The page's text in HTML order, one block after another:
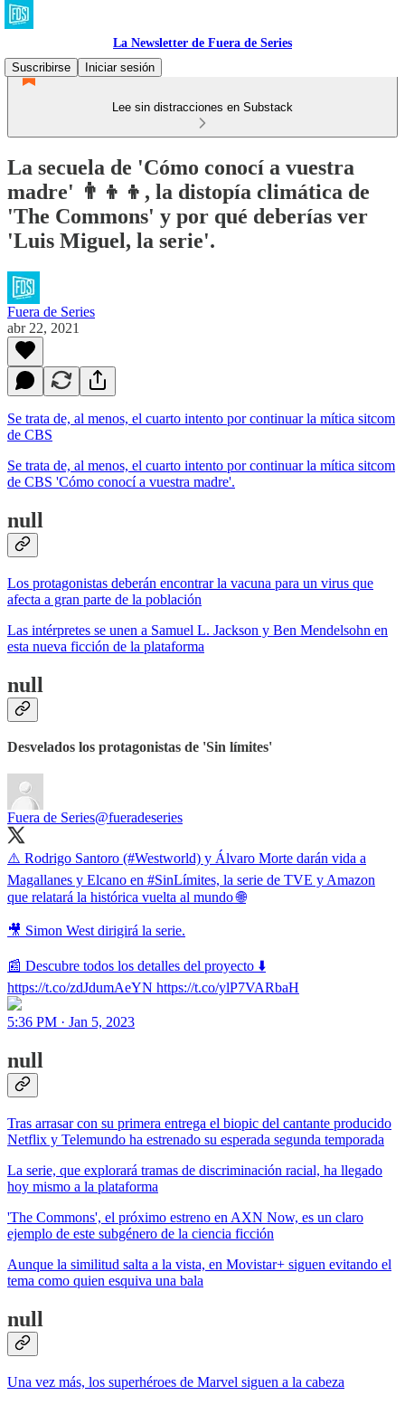
La Newsletter de Fuera de Series
Suscribirse
Iniciar sesión
Lee sin distracciones en Substack
La secuela de 'Cómo conocí a vuestra
madre' 👨‍👦‍👦, la distopía climática de
'The Commons' y por qué deberías ver
'Luis Miguel, la serie'.
Fuera de Series
abr 22, 2021
Se trata de, al menos, el cuarto intento por continuar la mítica sitcom
de CBS
Se trata de, al menos, el cuarto intento por continuar la mítica sitcom
de CBS 'Cómo conocí a vuestra madre'.
null
Los protagonistas deberán encontrar la vacuna para un virus que
afecta a gran parte de la población
Las intérpretes se unen a Samuel L. Jackson y Ben Mendelsohn en
esta nueva ficción de la plataforma
null
Desvelados los protagonistas de 'Sin límites'
Fuera de Series@fueradeseries
⚠️ Rodrigo Santoro (#Westworld) y Álvaro Morte darán vida a
Magallanes y Elcano en #SinLímites, la serie de TVE y Amazon
que relatará la histórica vuelta al mundo 🌐
🎥 Simon West dirigirá la serie.
📰 Descubre todos los detalles del proyecto ⬇️
https://t.co/zdJdumAeYN https://t.co/ylP7VARbaH
5:36 PM · Jan 5, 2023
null
Tras arrasar con su primera entrega el biopic del cantante producido
Netflix y Telemundo ha estrenado su esperada segunda temporada
La serie, que explorará tramas de discriminación racial, ha llegado
hoy mismo a la plataforma
'The Commons', el próximo estreno en AXN Now, es un claro
ejemplo de este subgénero de la ciencia ficción
Aunque la similitud salta a la vista, en Movistar+ siguen evitando el
tema como quien esquiva una bala
null
Una vez más, los superhéroes de Marvel siguen a la cabeza